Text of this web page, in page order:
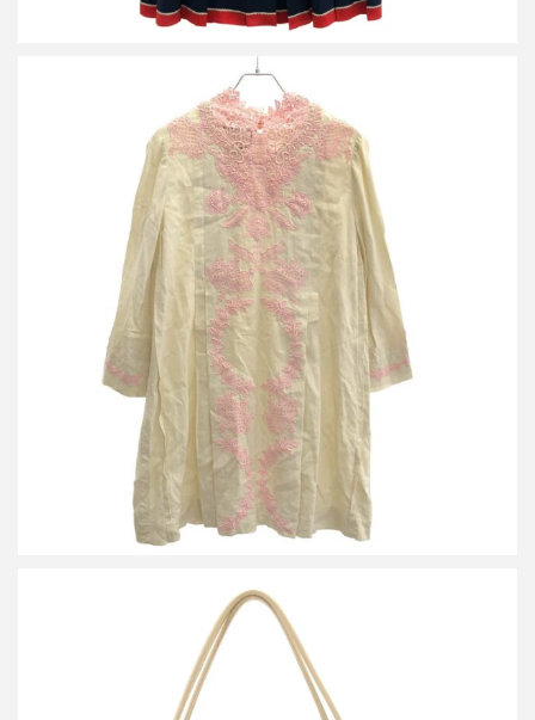
グッチ レース カフタンミディドレスワンピース アイボリー
買取金額10,000円
詳しく見る